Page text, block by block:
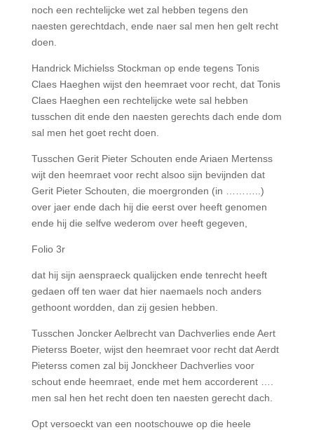
noch een rechtelijcke wet zal hebben tegens den
naesten gerechtdach, ende naer sal men hen gelt recht
doen.
Handrick Michielss Stockman op ende tegens Tonis
Claes Haeghen wijst den heemraet voor recht, dat Tonis
Claes Haeghen een rechtelijcke wete sal hebben
tusschen dit ende den naesten gerechts dach ende dom
sal men het goet recht doen.
Tusschen Gerit Pieter Schouten ende Ariaen Mertenss
wijt den heemraet voor recht alsoo sijn bevijnden dat
Gerit Pieter Schouten, die moergronden (in ………..)
over jaer ende dach hij die eerst over heeft genomen
ende hij die selfve wederom over heeft gegeven,
Folio 3r
dat hij sijn aenspraeck qualijcken ende tenrecht heeft
gedaen off ten waer dat hier naemaels noch anders
gethoont wordden, dan zij gesien hebben.
Tusschen Joncker Aelbrecht van Dachverlies ende Aert
Pieterss Boeter, wijst den heemraet voor recht dat Aerdt
Pieterss comen zal bij Jonckheer Dachverlies voor
schout ende heemraet, ende met hem accorderent ….
men sal hen het recht doen ten naesten gerecht dach.
Opt versoeckt van een nootschouwe op die heele